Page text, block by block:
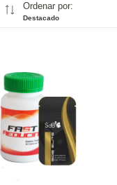
Ordenar por:
Destacado